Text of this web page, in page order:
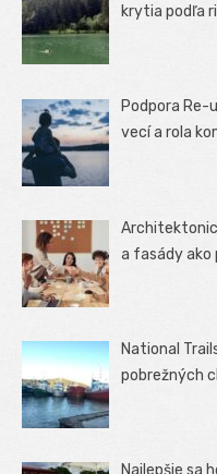
krytia podľa
Podpora Re-
vecí a rola
a fasády ako
National
pobrežných
Najlepšie sa